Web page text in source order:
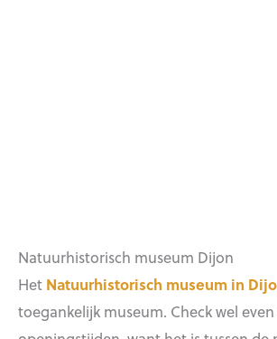
Natuurhistorisch museum Dijon
Het Natuurhistorisch museum in
toegankelijk museum. Check wel